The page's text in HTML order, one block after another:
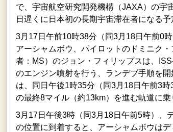
で、宇宙航空研究開発機構（JAXA）の宇
日遅くに日本初の長期宇宙滞在者になる予
3月17日午前10時38分（同3月18日午前0
アーシャムボウ、パイロットのドミニク
者：MS）のジョン・フィリップスは、
のエンジン噴射を行う、ランデブ手順を
は、同日午後1時35分（同3月18日午前3
の最終8マイル（約13km）を進む軌道に乗
3月17日午後3時（同3月18日午前5時）、
の位置に到着すると、アーシャムボウは